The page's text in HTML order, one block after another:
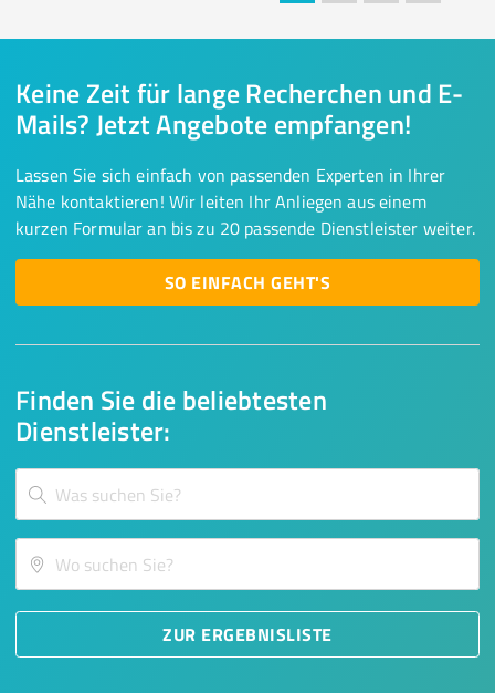
Finden Sie die beliebtesten
Dienstleister:
ZUR ERGEBNISLISTE
Keine Zeit für lange Recherchen und E-
Mails? Jetzt Angebote empfangen!
Lassen Sie sich einfach von passenden Experten in Ihrer
Nähe kontaktieren! Wir leiten Ihr Anliegen aus einem
kurzen Formular an bis zu 20 passende Dienstleister weiter.
SO EINFACH GEHT'S